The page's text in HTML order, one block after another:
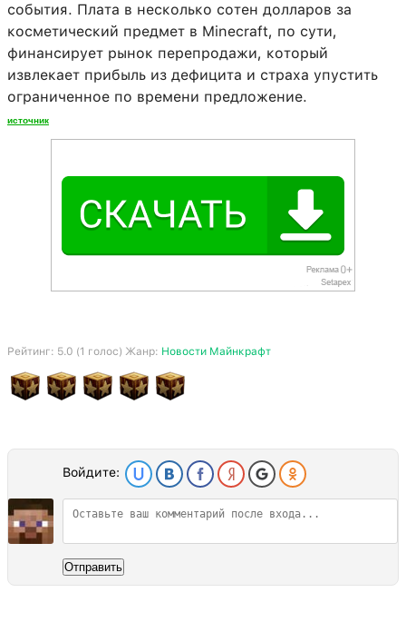
события. Плата в несколько сотен долларов за
косметический предмет в Minecraft, по сути,
финансирует рынок перепродажи, который
извлекает прибыль из дефицита и страха упустить
ограниченное по времени предложение.
источник
Рейтинг: 5.0 (1 голос) Жанр: Новости Майнкрафт
Войдите:
Отправить